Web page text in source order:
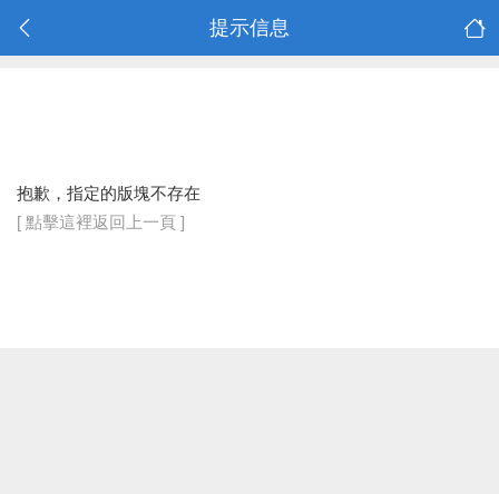
提示信息
抱歉，指定的版塊不存在
[ 點擊這裡返回上一頁 ]